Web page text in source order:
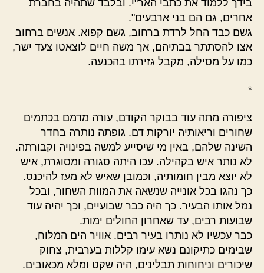
בידך ללמוד את כתבי האר"י. ובלבד שתהיה בחברת
אחרים, גם הם בני ארבעים".
גשם כבד החל לרדת ברחוב, גשם קפוא. אנשים ברחוב
אצו להסתתר בבתיהם, אך משה חיים לוצאטו צעד ישר,
כמו על מסילה, מקבל גזירתו בהכנעה.
*
ציפורה מתה עוד בבוקר הקודם, עורה מדמם בכתמים
שחורים וריאותיה יורקות דם. גופתה נותרה בחדר
השינה שלהם, באין מי שיסייע למשה בפינויה וקבורתה.
לא נותר איש בקהילה. עכו היתה סגורה ומסוגרת, איש
לא יוצא מבין חומותיה, וכמובן שאיש לא מעז להיכנס.
כך נהגו בכל אונייה שנשאה את המוות השחור, ובכל
נמל אותו הבעיר. כך היה כבר שבועיים, וכך יהיה עוד
שבועות רבים, עד שאחרון החולים ימות.
כבר עכשיו לא נותרו בעיר רבים. אוויר הים המלוח,
שבימים כתיקונם נשא עימו קללות בערבית, צחוק
שיכורים וניחוחות תבלינים, היה שקט ומלא מכאובים.